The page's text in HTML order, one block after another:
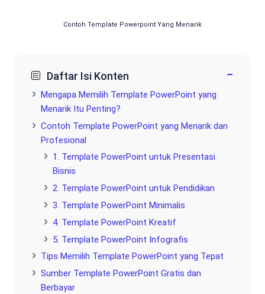
Contoh Template Powerpoint Yang Menarik
Daftar Isi Konten −
Mengapa Memilih Template PowerPoint yang
Menarik Itu Penting?
Contoh Template PowerPoint yang Menarik dan
Profesional
1. Template PowerPoint untuk Presentasi
Bisnis
2. Template PowerPoint untuk Pendidikan
3. Template PowerPoint Minimalis
4. Template PowerPoint Kreatif
5. Template PowerPoint Infografis
Tips Memilih Template PowerPoint yang Tepat
Sumber Template PowerPoint Gratis dan
Berbayar